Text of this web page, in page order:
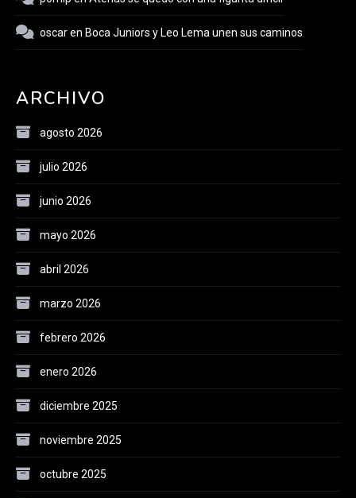
oscaren Boca Juniors y Leo Lema unen sus caminos
ARCHIVO
agosto 2026
julio 2026
junio 2026
mayo 2026
abril 2026
marzo 2026
febrero 2026
enero 2026
diciembre 2025
noviembre 2025
octubre 2025